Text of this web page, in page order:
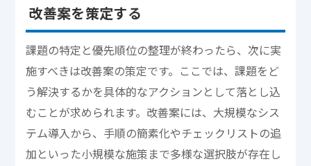
改善案を策定する
課題の特定と優先順位の整理が終わったら、次に実
施すべきは改善案の策定です。ここでは、課題をど
う解決するかを具体的なアクションとして落とし込
むことが求められます。改善案には、大規模なシス
テム導入から、手順の簡素化やチェックリストの追
加といった小規模な施策まで多様な選択肢が存在し